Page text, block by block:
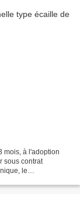
mois, à l'adoption
sous contrat
le